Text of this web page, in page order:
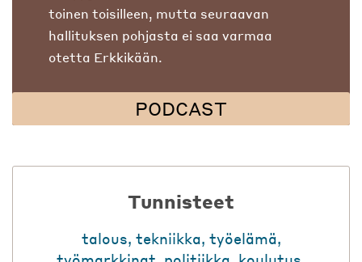
toinen toisilleen, mutta seuraavan
hallituksen pohjasta ei saa varmaa
otetta Erkkikään.
PODCAST
Tunnisteet
talous, tekniikka, työelämä,